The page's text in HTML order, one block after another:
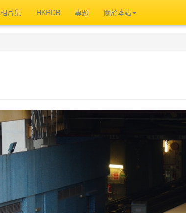
相片集 HKRDB 專題 關於本站